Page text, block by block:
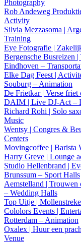
Photography
Rob Andeweg
Activity
Silvia Mezzasoma |
Training
Eye Fotografie |
Bergensche Busreizen
Eindhoven –
Elke Dag Feest |
Souburg – Animation
De Frietkar | Verse friet
DAIM | Live DJ-Act –
Richard Rohi | Solo
Music
Wentsy | Congres &
Centers
Movingcoffee | Barista
Harry Greve | Lounge
Studio Hellenbrand |
Brunssum – Sport Halls
Aemstelland | Trouwen
– Wedding Halls
Top Uitje |
Cololors Events |
Rotterdam – Animation
Oxalex | Huur een
Venue